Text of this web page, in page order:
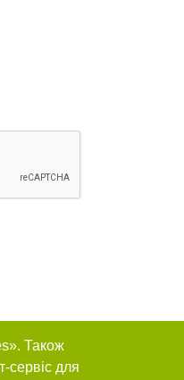
Також
сервіс для